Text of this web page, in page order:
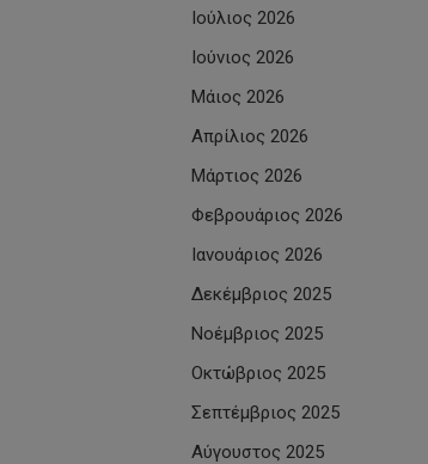
Ιούλιος 2026
Ιούνιος 2026
Μάιος 2026
Απρίλιος 2026
Μάρτιος 2026
Φεβρουάριος 2026
Ιανουάριος 2026
Δεκέμβριος 2025
Νοέμβριος 2025
Οκτώβριος 2025
Σεπτέμβριος 2025
Αύγουστος 2025